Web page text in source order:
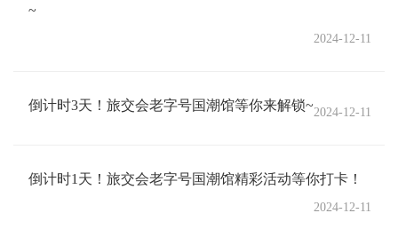
~
2024-12-11
倒计时3天！旅交会老字号国潮馆等你来解锁~2024-12-11
倒计时1天！旅交会老字号国潮馆精彩活动等你打卡！
2024-12-11